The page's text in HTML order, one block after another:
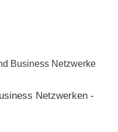
Business Netzwerke
Netzwerken -